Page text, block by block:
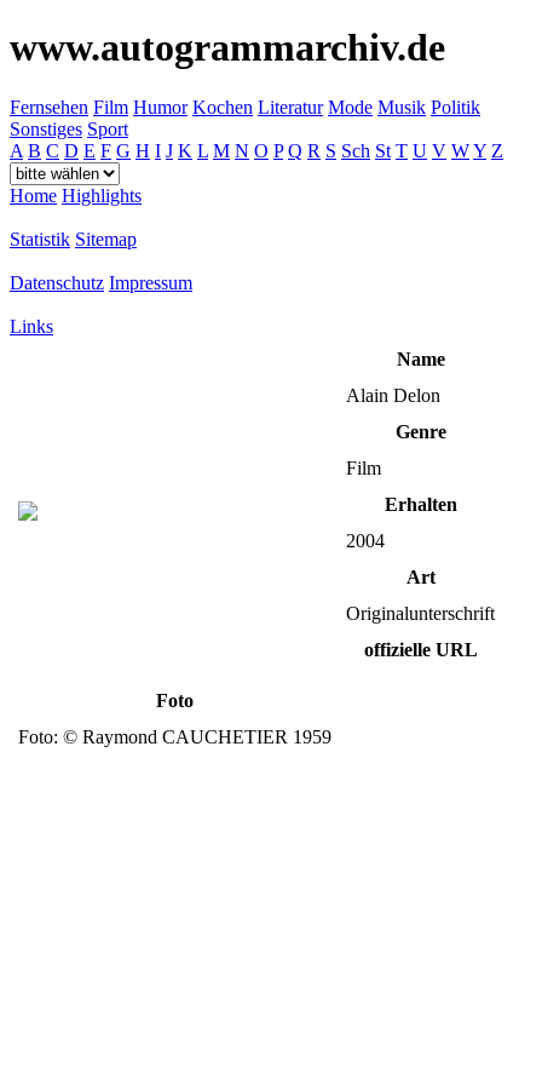
www.autogrammarchiv.de
Fernsehen Film Humor Kochen Literatur Mode Musik Politik
Sonstiges Sport
A B C D E F G H I J K L M N O P Q R S Sch St T U V WY Z
Home Highlights
Statistik Sitemap
Datenschutz Impressum
Links
Name
Alain Delon
Genre
Film
Erhalten
2004
Art
Originalunterschrift
offizielle URL
Foto
Foto: © Raymond CAUCHETIER 1959